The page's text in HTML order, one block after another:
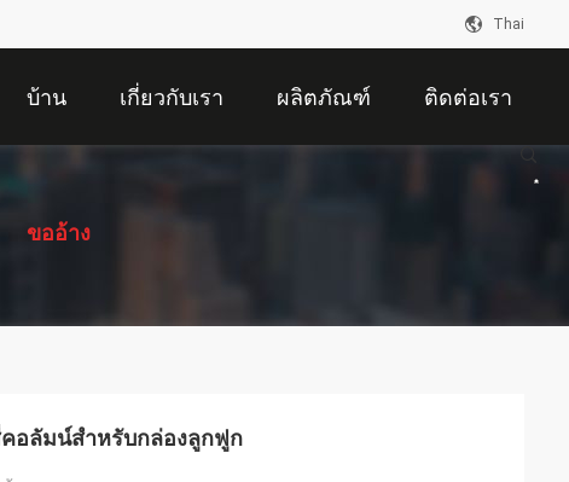
Thai
บ้าน เกี่ยวกับเรา ผลิตภัณฑ์ ติดต่อเรา
ขออ้าง
อลัมน์สำหรับกล่องลูกฟูก